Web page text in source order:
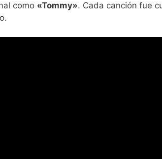
como «Tommy». Cada canción fue